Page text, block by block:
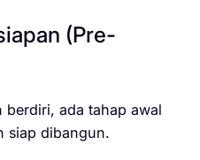
(Pre-
berdiri, ada tahap awal
siap dibangun.